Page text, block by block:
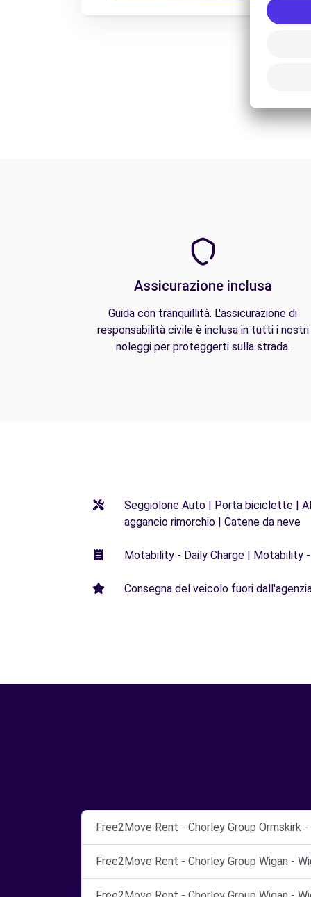
Assicurazione inclusa
Guida con tranquillità. L'assicurazione di
responsabilità civile è inclusa in tutti i nostri
noleggi per proteggerti sulla strada.
Seggiolone Auto | Porta biciclette |
aggancio rimorchio | Catene da neve
Motability - Daily Charge | Motability
Consegna del veicolo fuori
Free2Move Rent - Chorley Group Ormskirk
Free2Move Rent - Chorley Group Wigan -